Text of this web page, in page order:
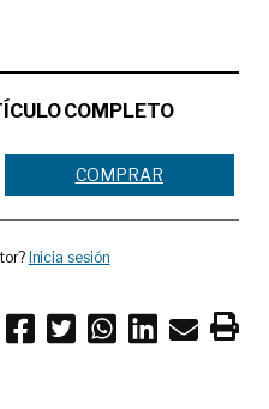
COMPLETO
COMPRAR
Inicia sesión